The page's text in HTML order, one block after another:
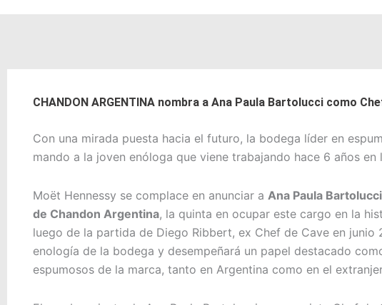
CHANDON ARGENTINA nombra a Ana Paula Bartolucci como
Con una mirada puesta hacia el futuro, la bodega líder en
mando a la joven enóloga que viene trabajando hace 6 años en
Moët Hennessy se complace en anunciar a Ana Paula Bartolucci
de Chandon Argentina, la quinta en ocupar este cargo en la
luego de la partida de Diego Ribbert, ex Chef de Cave en junio
enología de la bodega y desempeñará un papel destacado
espumosos de la marca, tanto en Argentina como en el